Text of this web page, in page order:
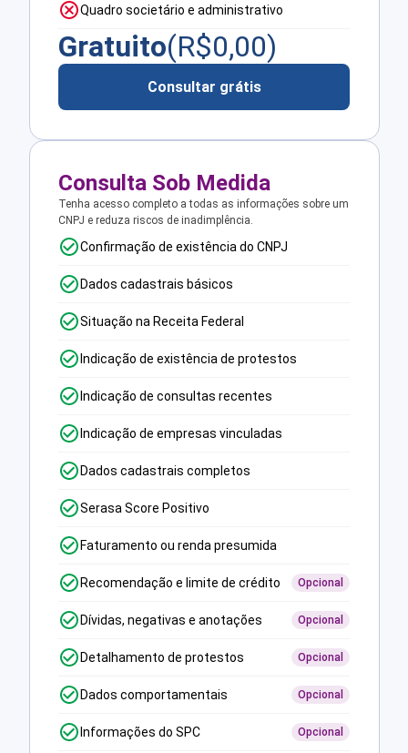
Quadro societário e administrativo
Gratuito(R$0,00)
Consultar grátis
Consulta Sob Medida
Tenha acesso completo a todas as informações sobre um
CNPJ e reduza riscos de inadimplência.
Confirmação de existência do CNPJ
Dados cadastrais básicos
Situação na Receita Federal
Indicação de existência de protestos
Indicação de consultas recentes
Indicação de empresas vinculadas
Dados cadastrais completos
Serasa Score Positivo
Faturamento ou renda presumida
Recomendação e limite de crédito Opcional
Dívidas, negativas e anotações Opcional
Detalhamento de protestos Opcional
Dados comportamentais Opcional
Informações do SPC Opcional